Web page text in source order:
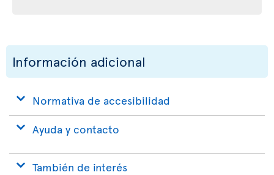
Información adicional
Normativa de accesibilidad
Ayuda y contacto
También de interés